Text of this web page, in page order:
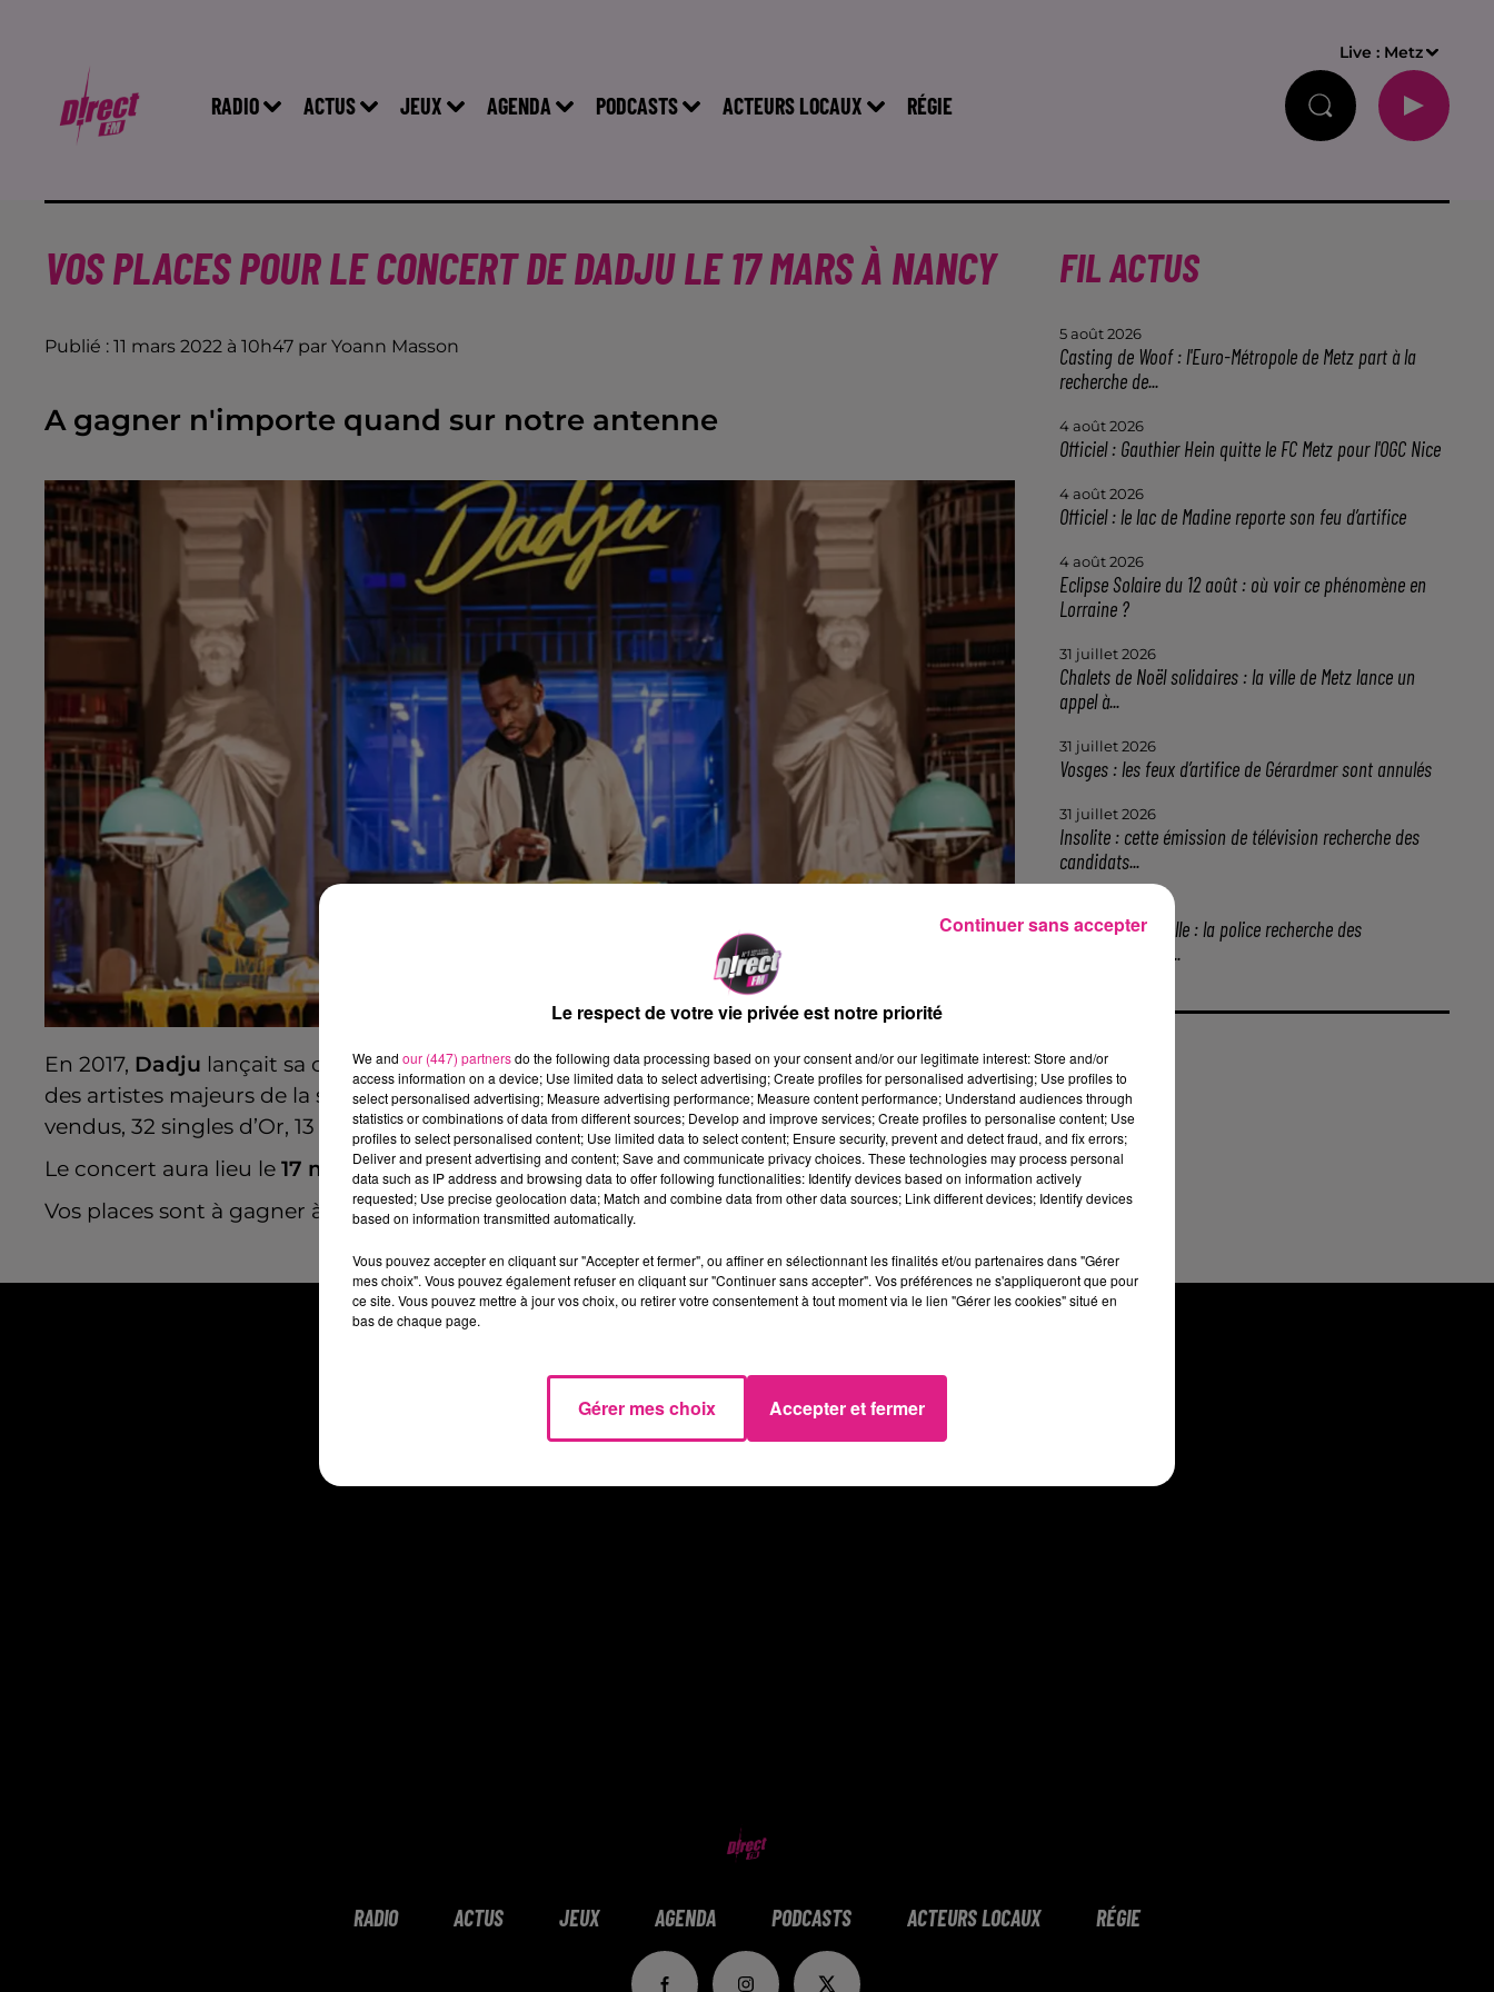
RADIO ACTUS JEUX AGENDA PODCASTS ACTEURS LOCAUX RÉGIE
Live : Metz
VOS PLACES POUR LE CONCERT DE DADJU LE 17 MARS À NANCY
Publié : 11 mars 2022 à 10h47 par Yoann Masson
A gagner n'importe quand sur notre antenne
En 2017, Dadju lançait sa carrière solo. 5e ans plus tard, il s'impose désormais comme l’un
des artistes majeurs de la scène musicale de sa génération avec près d'un million d’albums
vendus, 32 singles d’Or, 13 singles de Platine et 9 singles de Diamant !
Le concert aura lieu le 17 marsprochain auZénith de Nancy.
Vos places sont à gagner à n'importe quand surD!RECT FMjusqu'au 16 mars inclus.
FIL ACTUS
5 août 2026
Casting de Woof : l'Euro-Métropole de Metz part à la
recherche de...
4 août 2026
Officiel : Gauthier Hein quitte le FC Metz pour l'OGC Nice
4 août 2026
Officiel : le lac de Madine reporte son feu d’artifice
4 août 2026
Eclipse Solaire du 12 août : où voir ce phénomène en
Lorraine ?
31 juillet 2026
Chalets de Noël solidaires : la ville de Metz lance un
appel à...
31 juillet 2026
Vosges : les feux d’artifice de Gérardmer sont annulés
31 juillet 2026
Insolite : cette émission de télévision recherche des
candidats...
Meurthe-et-Moselle : la police recherche des
propriétaires de...
RADIO ACTUS JEUX AGENDA PODCASTS ACTEURS LOCAUX RÉGIE
Le respect de votre vie privée est notre priorité
We and our (447) partnersdo the following data processing based on your consent and/or our legitimate interest: Store and/or
access information on a device; Use limited data to select advertising; Create profiles for personalised advertising; Use profiles to
select personalised advertising; Measure advertising performance; Measure content performance; Understand audiences through
statistics or combinations of data from different sources; Develop and improve services; Create profiles to personalise content; Use
profiles to select personalised content; Use limited data to select content; Ensure security, prevent and detect fraud, and fix errors;
Deliver and present advertising and content; Save and communicate privacy choices. These technologies may process personal
data such as IP address and browsing data to offer following functionalities: Identify devices based on information actively
requested; Use precise geolocation data; Match and combine data from other data sources; Link different devices; Identify devices
based on information transmitted automatically.
Vous pouvez accepter en cliquant sur "Accepter et fermer", ou affiner en sélectionnant les finalités et/ou partenaires dans "Gérer
mes choix". Vous pouvez également refuser en cliquant sur "Continuer sans accepter". Vos préférences ne s'appliqueront que pour
ce site. Vous pouvez mettre à jour vos choix, ou retirer votre consentement à tout moment via le lien "Gérer les cookies" situé en
bas de chaque page.
Gérer mes choix Accepter et fermer
Continuer sans accepter